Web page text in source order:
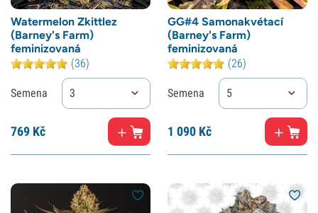
Watermelon Zkittlez
(Barney's Farm)
feminizovaná
(36)
Semena 3
769 Kč
GG#4 Samonakvétací
(Barney's Farm)
feminizovaná
(26)
Semena 5
1 090 Kč